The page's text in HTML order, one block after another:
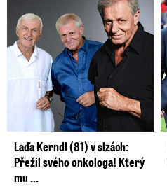
Laďa Kerndl (81) v slzách:
Přežil svého onkologa! Který
mu ...